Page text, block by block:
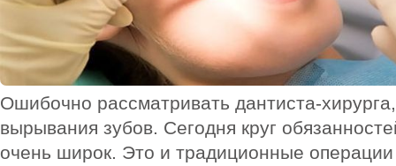
Ошибочно рассматривать дантиста-
вырывания зубов. Сегодня круг
очень широк. Это и традиционные